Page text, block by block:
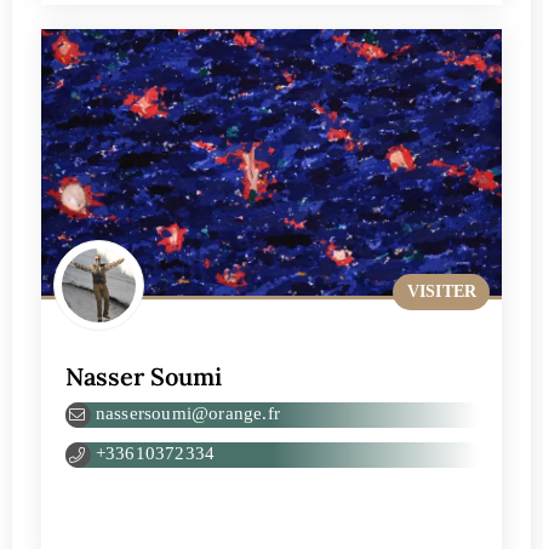
Nasser Soumi
nassersoumi@orange.fr
+33610372334
VISITER